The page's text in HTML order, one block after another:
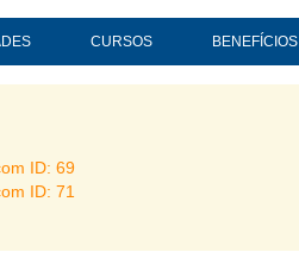
CURSOS BENEFÍCIOS
ID: 69
ID: 71